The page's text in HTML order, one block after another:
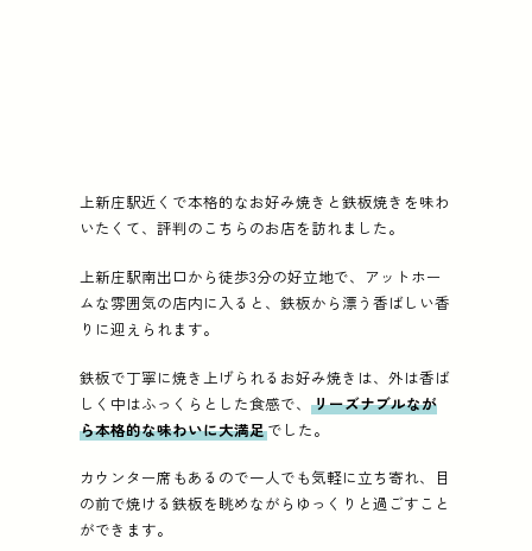
上新庄駅近くで本格的なお好み焼きと鉄板焼きを味わ
いたくて、評判のこちらのお店を訪れました。
上新庄駅南出口から徒歩3分の好立地で、アットホー
ムな雰囲気の店内に入ると、鉄板から漂う香ばしい香
りに迎えられます。
鉄板で丁寧に焼き上げられるお好み焼きは、外は香ば
しく中はふっくらとした食感で、リーズナブルなが
ら本格的な味わいに大満足でした。
カウンター席もあるので一人でも気軽に立ち寄れ、目
の前で焼ける鉄板を眺めながらゆっくりと過ごすこと
ができます。